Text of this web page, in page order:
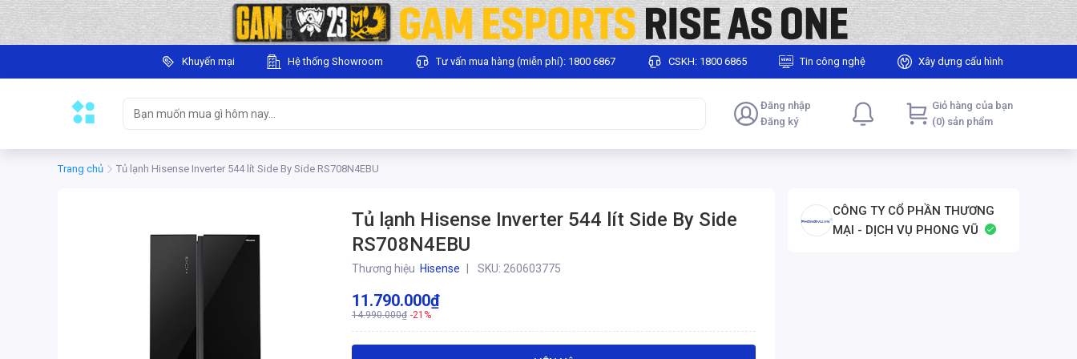
Khuyến mại Hệ thống Showroom Tư vấn mua hàng (miễn phí): 1800 6867 CSKH: 1800 6865 Tin công nghệ Xây dựng cấu hình
Đăng nhập
Đăng ký
Giỏ hàng của bạn
(0) sản phẩm
Trang chủ Tủ lạnh Hisense Inverter 544 lít Side By Side RS708N4EBU
Tủ lạnh Hisense Inverter 544 lít Side By Side
RS708N4EBU
Thương hiệu Hisense SKU: 260603775
11.790.000₫
14.990.000₫ -21%
CÔNG TY CỔ PHẦN THƯƠNG
MẠI - DỊCH VỤ PHONG VŨ